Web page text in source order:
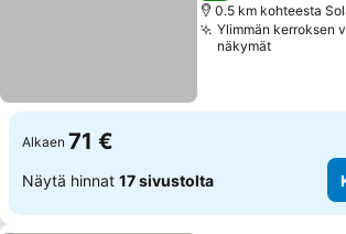
0.5 km kohteesta
Ylimmän kerroksen
näkymät
Alkaen 71 €
Näytä hinnat 17 sivustolta